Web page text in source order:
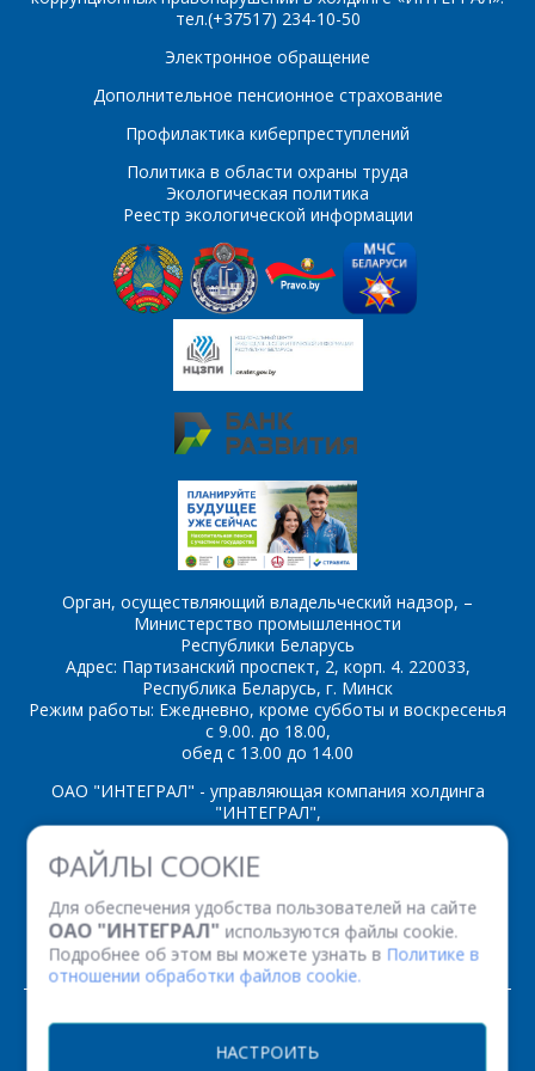
ФАЙЛЫ COOKIE
Для обеспечения удобства пользователей на сайте
ОАО "ИНТЕГРАЛ" используются файлы cookie.
Подробнее об этом вы можете узнать в Политике в
отношении обработки файлов cookie.
НАСТРОИТЬ
тел.(+37517) 234-10-50
Электронное обращение
Дополнительное пенсионное страхование
Профилактика киберпреступлений
Политика в области охраны труда
Экологическая политика
Реестр экологической информации
Орган, осуществляющий владельческий надзор, –
Министерство промышленности
Республики Беларусь
Адрес: Партизанский проспект, 2, корп. 4. 220033,
Республика Беларусь, г. Минск
Режим работы: Ежедневно, кроме субботы и воскресенья
с 9.00. до 18.00,
обед с 13.00 до 14.00
ОАО "ИНТЕГРАЛ" - управляющая компания холдинга
"ИНТЕГРАЛ",
ул. Казинца И.П., д.121А, комната 327, г. Минск, 220108,
Республика Беларусь
Факс: (+375 17) 338 12 94 УНП 100386629
Рег. номер 100386629 от 01.08.2013 г.
© 2026. Все права защищены.
Телефон*
E-mail*
Интересующий товар/
услуга, их количество
Комментарий*
- обязательные
поля
Интересующий товар/
услуга
Сообщение*
Я согласен на
персональных данных*
*- обязательные
поля
ОТПРАВИТЬ